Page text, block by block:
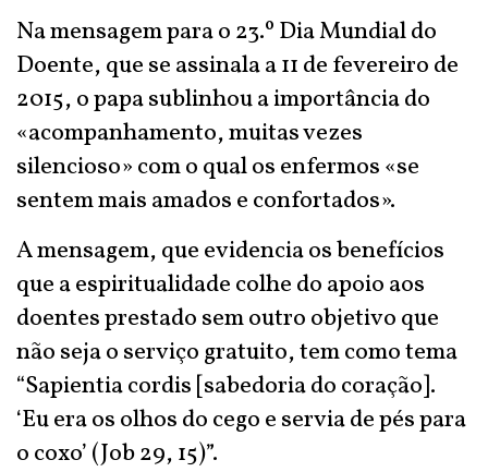
Na mensagem para o 23.º Dia Mundial do
Doente, que se assinala a 11 de fevereiro de
2015, o papa sublinhou a importância do
«acompanhamento, muitas vezes
silencioso» com o qual os enfermos «se
sentem mais amados e confortados».
A mensagem, que evidencia os benefícios
que a espiritualidade colhe do apoio aos
doentes prestado sem outro objetivo que
não seja o serviço gratuito, tem como tema
“Sapientia cordis [sabedoria do coração].
‘Eu era os olhos do cego e servia de pés para
o coxo’ (Job 29, 15)”.